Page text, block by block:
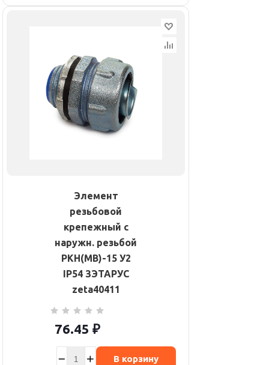
Элемент
резьбовой
крепежный с
наружн. резьбой
РКН(МВ)-15 У2
IP54 ЗЭТАРУС
zeta40411
76.45 ₽
В корзину